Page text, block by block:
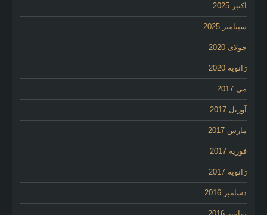
اکتبر 2025
سپتامبر 2025
جولای 2020
ژانویه 2020
می 2017
آوریل 2017
مارس 2017
فوریه 2017
ژانویه 2017
دسامبر 2016